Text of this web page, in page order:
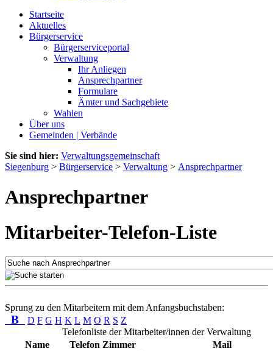
Startseite
Aktuelles
Bürgerservice
Bürgerserviceportal
Verwaltung
Ihr Anliegen
Ansprechpartner
Formulare
Ämter und Sachgebiete
Wahlen
Über uns
Gemeinden | Verbände
Sie sind hier: Verwaltungsgemeinschaft
Siegenburg > Bürgerservice > Verwaltung > Ansprechpartner
Ansprechpartner
Mitarbeiter-Telefon-Liste
Sprung zu den Mitarbeitern mit dem Anfangsbuchstaben:
B D F G H K L M O R S Z
Telefonliste der Mitarbeiter/innen der Verwaltung
Name
Telefon Zimmer
Mail